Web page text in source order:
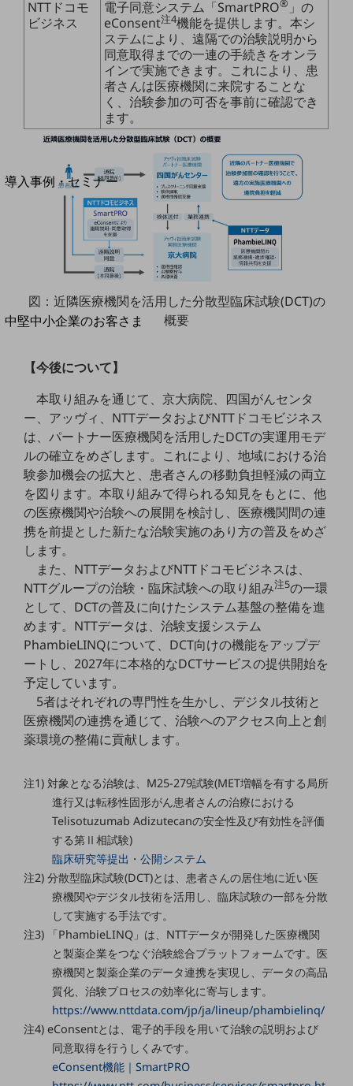
運用保守・故障紛失サポート
別ウィンドウで開きます
サービスをご利用中のお客さま
導入事例・セミナー
導入事例TOP
最新の導入事例や注目の導入事例をご紹介します
開催・出展する各種セミナー、イベント情報をご紹介します
別ウィンドウで開きます
中堅中小企業のお客さま
ビジネスお役立ち情報
解決するヒントをお届けする記事サイト
新着記事
お役立ち資料ダウンロード
トレンド記事特集
IT用語集
中堅中小企業向け
サービス・ソリューション
課題やニーズに合ったサービスをご紹介し、
中堅中小企業のビジネスをサポート！
お悩みから見つける
お悩みから見つけるTOP
ネットワーク
モバイル・音声
バックオフィス
リモート・ハイブリッドワーク
セキュリティ
その他のお悩みはこちら
業界から見つけるTOP
小売・卸売業
その他の業界はこちら
ゲーム感覚で見つける
ビジネスお悩み診断
NTTドコモビジネス
オンラインショップ
モバイル・ICTサービスをオンラインで
相談・申し込みができるバーチャルショップ
法人向けモバイルトップ
NTTドコモ
ビジネス
電子同意システム「SmartPRO® 」の
eConsent注4機能を提供します。本シ
ステムにより、遠隔での治験説明から
同意取得までの一連の手続きをオンラ
インで実施できます。これにより、患
者さんは医療機関に来院することな
く、治験参加の可否を事前に確認でき
ます。
図：近隣医療機関を活用した分散型臨床試験(DCT)の
概要
【今後について】
本取り組みを通じて、京大病院、四国がんセンタ
ー、アッヴィ、NTTデータおよびNTTドコモビジネス
は、パートナー医療機関を活用したDCTの実運用モデ
ルの確立をめざします。これにより、地域における治
験参加機会の拡大と、患者さんの移動負担軽減の両立
を図ります。本取り組みで得られる知見をもとに、他
の医療機関や治験への展開を検討し、医療機関間の連
携を前提とした新たな治験実施のあり方の普及をめざ
します。
また、NTTデータおよびNTTドコモビジネスは、
NTTグループの治験・臨床試験への取り組み注5の一環
として、DCTの普及に向けたシステム基盤の整備を進
めます。NTTデータは、治験支援システム
PhambieLINQについて、DCT向けの機能をアップデ
ートし、2027年に本格的なDCTサービスの提供開始を
予定しています。
5者はそれぞれの専門性を生かし、デジタル技術と
医療機関の連携を通じて、治験へのアクセス向上と創
薬環境の整備に貢献します。
注1) 対象となる治験は、M25-279試験(MET増幅を有する局所
進行又は転移性固形がん患者さんの治療における
Telisotuzumab Adizutecanの安全性及び有効性を評価
する第Ⅱ相試験)
臨床研究等提出・公開システム
注2) 分散型臨床試験(DCT)とは、患者さんの居住地に近い医
療機関やデジタル技術を活用し、臨床試験の一部を分散
して実施する手法です。
注3) 「PhambieLINQ」は、NTTデータが開発した医療機関
と製薬企業をつなぐ治験総合プラットフォームです。医
療機関と製薬企業のデータ連携を実現し、データの高品
質化、治験プロセスの効率化に寄与します。
https://www.nttdata.com/jp/ja/lineup/phambielinq/
注4) eConsentとは、電子的手段を用いて治験の説明および
同意取得を行うしくみです。
eConsent機能｜SmartPRO